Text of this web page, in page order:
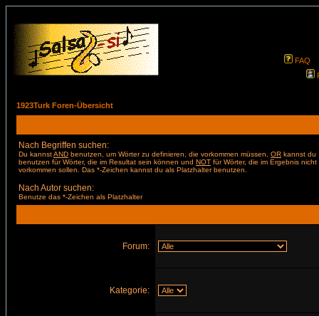
FAQ
1923Turk Foren-Übersicht
Nach Begriffen suchen:
Du kannstAND benutzen, um Wörter zu definieren, die vorkommen müssen, OR kannst du
benutzen für Wörter, die im Resultat sein können und NOT für Wörter, die im Ergebnis nicht
vorkommen sollen. Das *-Zeichen kannst du als Platzhalter benutzen.
Nach Autor suchen:
Benutze das *-Zeichen als Platzhalter
Forum:
Kategorie: